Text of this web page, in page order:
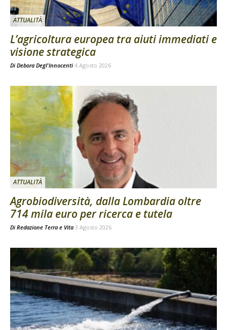
ATTUALITÀ
L’agricoltura europea tra aiuti immediati e
visione strategica
Di Debora Degl'Innocenti 4 Agosto 2026
ATTUALITÀ
Agrobiodiversità, dalla Lombardia oltre
714 mila euro per ricerca e tutela
Di Redazione Terra e Vita 3 Agosto 2026